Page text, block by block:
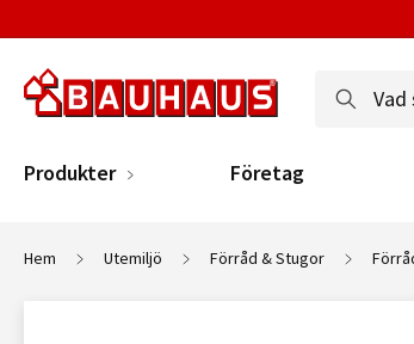
Produkter Företag
Hem Utemiljö Förråd & Stugor